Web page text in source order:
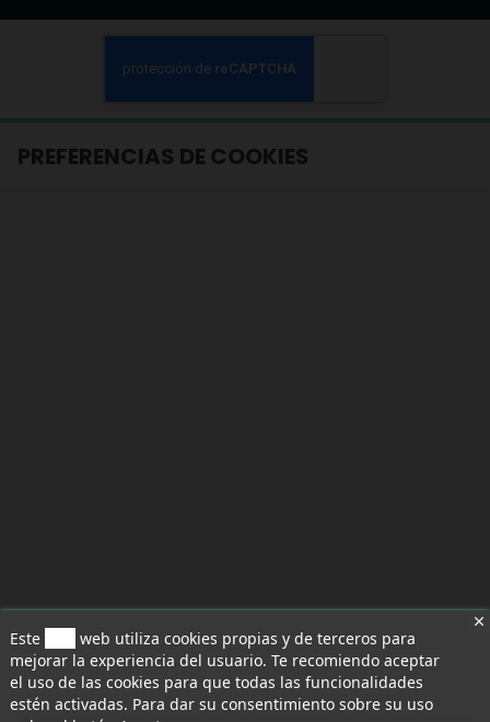
Este
web utiliza cookies propias y de terceros para
mejorar la experiencia del usuario. Te recomiendo aceptar
el uso de las cookies para que todas las funcionalidades
estén activadas. Para dar su consentimiento sobre su uso
PREFERENCIAS DE COOKIES
Aceptar todo